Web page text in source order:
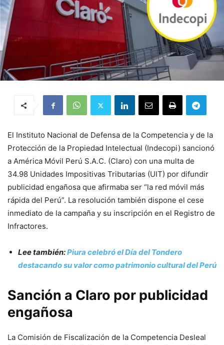
El Instituto Nacional de Defensa de la Competencia y de la
Protección de la Propiedad Intelectual (Indecopi) sancionó
a América Móvil Perú S.A.C. (Claro) con una multa de
34.98 Unidades Impositivas Tributarias (UIT) por difundir
publicidad engañosa que afirmaba ser “la red móvil más
rápida del Perú”. La resolución también dispone el cese
inmediato de la campaña y su inscripción en el Registro de
Infractores.
Lee también:Piura celebró el Día del Tondero
destacando su valor como patrimonio cultural del Perú
Sanción a Claro por publicidad
engañosa
La Comisión de Fiscalización de la Competencia Desleal